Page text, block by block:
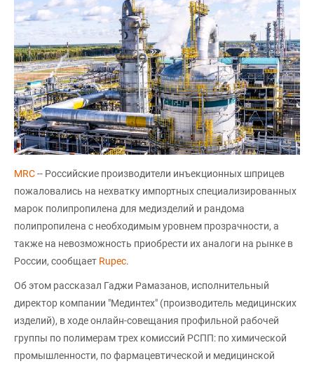
MRC-- Российские производители инъекционных шприцев
пожаловались на нехватку импортных специализированных
марок полипропилена для медизделий и рандома
полипропилена с необходимым уровнем прозрачности, а
также на невозможность приобрести их аналоги на рынке в
России, сообщает Rupec.
Об этом рассказал Гаджи Рамазанов, исполнительный
директор компании "Мединтех" (производитель медицинских
изделий), в ходе онлайн-совещания профильной рабочей
группы по полимерам трех комиссий РСПП: по химической
промышленности, по фармацевтической и медицинской